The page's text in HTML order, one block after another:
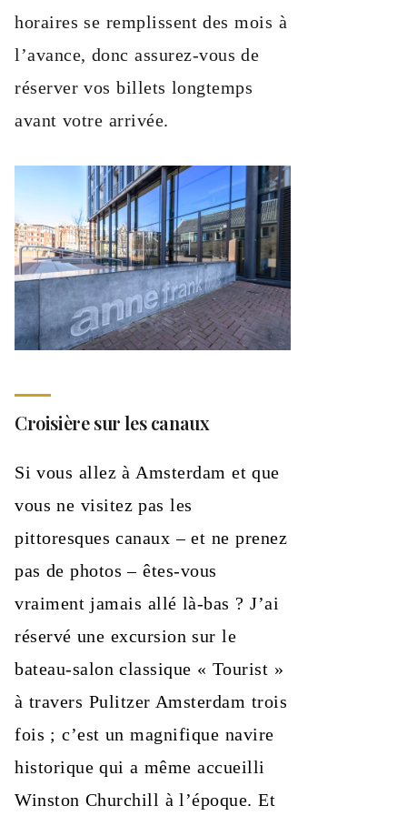
horaires se remplissent des mois à
l’avance, donc assurez-vous de
réserver vos billets longtemps
avant votre arrivée.
Croisière sur les canaux
Si vous allez à Amsterdam et que
vous ne visitez pas les
pittoresques canaux – et ne prenez
pas de photos – êtes-vous
vraiment jamais allé là-bas ? J’ai
réservé une excursion sur le
bateau-salon classique « Tourist »
à travers Pulitzer Amsterdam trois
fois ; c’est un magnifique navire
historique qui a même accueilli
Winston Churchill à l’époque. Et